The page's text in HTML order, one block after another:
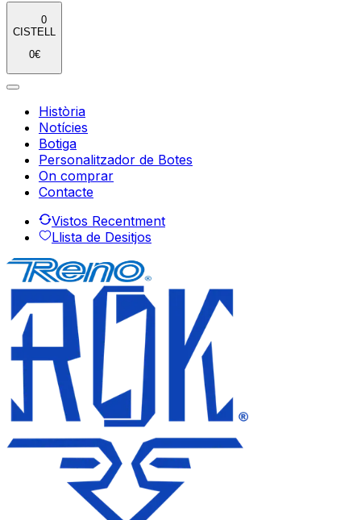
0
CISTELL
0€
Història
Notícies
Botiga
Personalitzador de Botes
On comprar
Contacte
Vistos Recentment
Llista de Desitjos